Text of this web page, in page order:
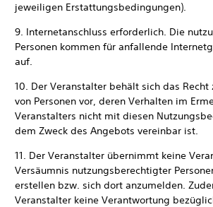
jeweiligen Erstattungsbedingungen).
9. Internetanschluss erforderlich. Die
Personen kommen für anfallende
auf.
10. Der Veranstalter behält sich das Recht
von Personen vor, deren Verhalten im
Veranstalters nicht mit diesen
dem Zweck des Angebots vereinbar ist.
11. Der Veranstalter übernimmt keine
Versäumnis nutzungsberechtigter
erstellen bzw. sich dort anzumelden.
Veranstalter keine Verantwortung